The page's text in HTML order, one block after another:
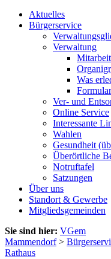
Aktuelles
Bürgerservice
Verwaltung
Was
Ver- und
Online Service
Interessante
Wahlen
Gesundheit
Überörtliche
Notruftafel
Satzungen
Über uns
Standort & Gewerbe
Mitgliedsgemeinden
Sie sind hier: VGem
Mammendorf>
Rathaus